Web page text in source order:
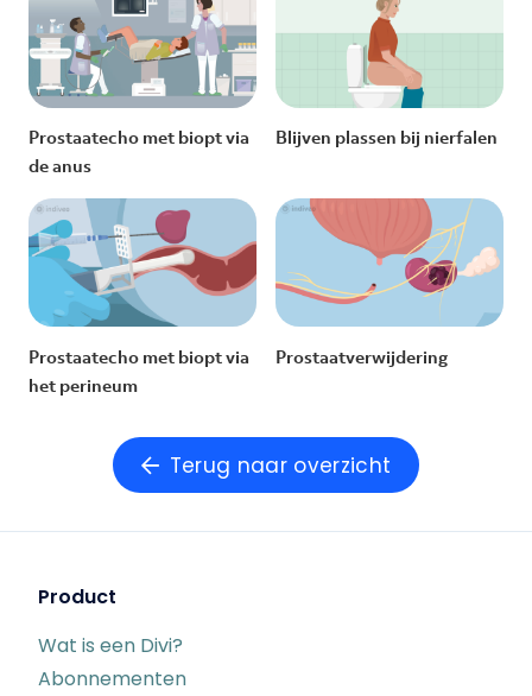
Prostaatecho met biopt via
de anus
Blijven plassen bij nierfalen
Prostaatecho met biopt via
het perineum
Prostaatverwijdering
Terug naar overzicht
Product
Wat is een Divi?
Abonnementen